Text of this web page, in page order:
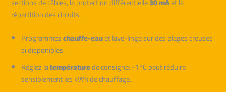
répartition des circuits.
Programmezchauffe-eauet lave-linge sur des plages creuses
si disponibles.
Réglez latempératurede consigne: -1°C peut réduire
sensiblement les kWh de chauffage.